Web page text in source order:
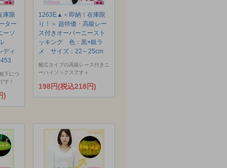
庫限
ター
ーソ
ディ
下につ
す！
)
1263E▲＜即納！在庫限
り！＞ 超特価・高級レー
ス付きオーバーニースト
ッキング 色：黒×銀ラ
メ サイズ：22～25cm
幅広タイプの高級レース付きニ
ーハイソックスですｖ
198円(税込218円)